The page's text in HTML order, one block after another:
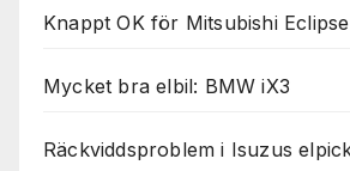
Knappt OK för Mitsubishi
Mycket bra elbil: BMW iX3
Räckviddsproblem i Isuzus